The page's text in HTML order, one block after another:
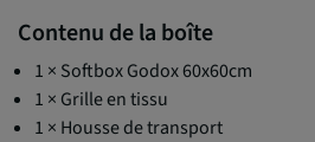
Contenu de la boîte
1 × Softbox Godox 60x60cm
1 × Grille en tissu
1 × Housse de transport